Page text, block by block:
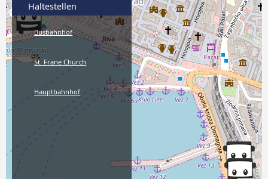
Haltestellen
Busbahnhof
St. Frane Church
Hauptbahnhof